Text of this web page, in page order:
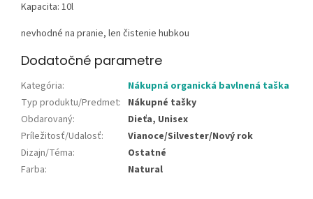
Kapacita: 10l
nevhodné na pranie, len čistenie hubkou
Dodatočné parametre
Kategória:
Nákupná organická bavlnená taška
Typ produktu/Predmet: Nákupné tašky
Obdarovaný:
Dieťa, Unisex
Príležitosť/Udalosť:
Vianoce/Silvester/Nový rok
Dizajn/Téma:
Ostatné
Farba: Natural